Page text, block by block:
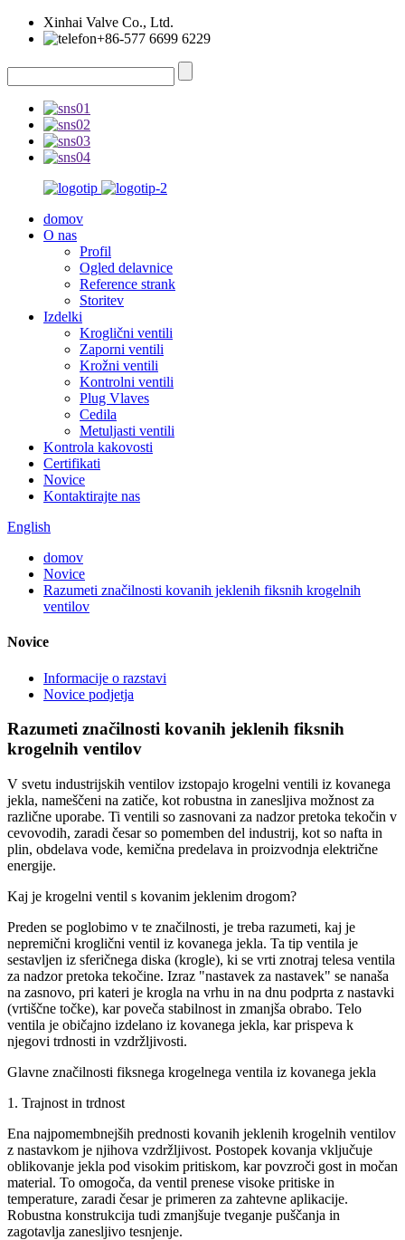
Xinhai Valve Co., Ltd.
+86-577 6699 6229
domov
O nas
Profil
Ogled delavnice
Reference strank
Storitev
Izdelki
Kroglični ventili
Zaporni ventili
Krožni ventili
Kontrolni ventili
Plug Vlaves
Cedila
Metuljasti ventili
Kontrola kakovosti
Certifikati
Novice
Kontaktirajte nas
English
domov
Novice
Razumeti značilnosti kovanih jeklenih fiksnih krogelnih
ventilov
Novice
Informacije o razstavi
Novice podjetja
Razumeti značilnosti kovanih jeklenih fiksnih
krogelnih ventilov
V svetu industrijskih ventilov izstopajo krogelni ventili iz kovanega
jekla, nameščeni na zatiče, kot robustna in zanesljiva možnost za
različne uporabe. Ti ventili so zasnovani za nadzor pretoka tekočin v
cevovodih, zaradi česar so pomemben del industrij, kot so nafta in
plin, obdelava vode, kemična predelava in proizvodnja električne
energije.
Kaj je krogelni ventil s kovanim jeklenim drogom?
Preden se poglobimo v te značilnosti, je treba razumeti, kaj je
nepremični kroglični ventil iz kovanega jekla. Ta tip ventila je
sestavljen iz sferičnega diska (krogle), ki se vrti znotraj telesa ventila
za nadzor pretoka tekočine. Izraz "nastavek za nastavek" se nanaša
na zasnovo, pri kateri je krogla na vrhu in na dnu podprta z nastavki
(vrtiščne točke), kar poveča stabilnost in zmanjša obrabo. Telo
ventila je običajno izdelano iz kovanega jekla, kar prispeva k
njegovi trdnosti in vzdržljivosti.
Glavne značilnosti fiksnega krogelnega ventila iz kovanega jekla
1. Trajnost in trdnost
Ena najpomembnejših prednosti kovanih jeklenih krogelnih ventilov
z nastavkom je njihova vzdržljivost. Postopek kovanja vključuje
oblikovanje jekla pod visokim pritiskom, kar povzroči gost in močan
material. To omogoča, da ventil prenese visoke pritiske in
temperature, zaradi česar je primeren za zahtevne aplikacije.
Robustna konstrukcija tudi zmanjšuje tveganje puščanja in
zagotavlja zanesljivo tesnjenje.